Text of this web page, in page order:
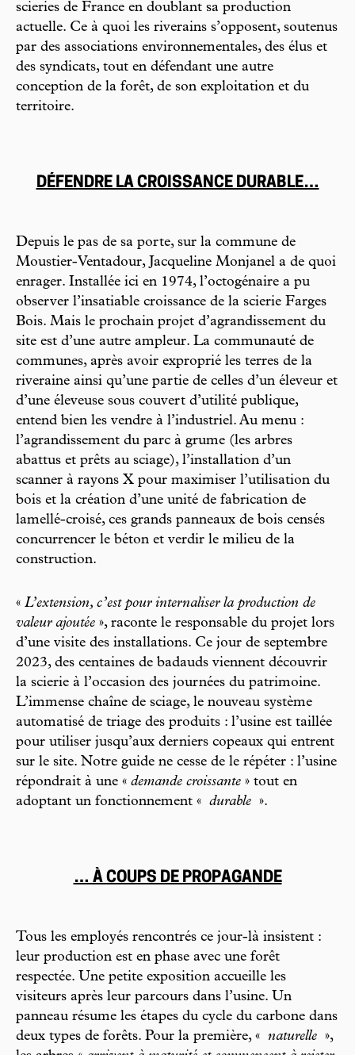
scieries de France en doublant sa production
actuelle. Ce à quoi les riverains s’opposent, soutenus
par des associations environnementales, des élus et
des syndicats, tout en défendant une autre
conception de la forêt, de son exploitation et du
territoire.
DÉFENDRE LA CROISSANCE DURABLE…
Depuis le pas de sa porte, sur la commune de
Moustier-Ventadour, Jacqueline Monjanel a de quoi
enrager. Installée ici en 1974, l’octogénaire a pu
observer l’insatiable croissance de la scierie Farges
Bois. Mais le prochain projet d’agrandissement du
site est d’une autre ampleur. La communauté de
communes, après avoir exproprié les terres de la
riveraine ainsi qu’une partie de celles d’un éleveur et
d’une éleveuse sous couvert d’utilité publique,
entend bien les vendre à l’industriel. Au menu :
l’agrandissement du parc à grume (les arbres
abattus et prêts au sciage), l’installation d’un
scanner à rayons X pour maximiser l’utilisation du
bois et la création d’une unité de fabrication de
lamellé-croisé, ces grands panneaux de bois censés
concurrencer le béton et verdir le milieu de la
construction.
« L’extension, c’est pour internaliser la production de
valeur ajoutée », raconte le responsable du projet lors
d’une visite des installations. Ce jour de septembre
2023, des centaines de badauds viennent découvrir
la scierie à l’occasion des journées du patrimoine.
L’immense chaîne de sciage, le nouveau système
automatisé de triage des produits : l’usine est taillée
pour utiliser jusqu’aux derniers copeaux qui entrent
sur le site. Notre guide ne cesse de le répéter : l’usine
répondrait à une « demande croissante » tout en
adoptant un fonctionnement « durable ».
… À COUPS DE PROPAGANDE
Tous les employés rencontrés ce jour-là insistent :
leur production est en phase avec une forêt
respectée. Une petite exposition accueille les
visiteurs après leur parcours dans l’usine. Un
panneau résume les étapes du cycle du carbone dans
deux types de forêts. Pour la première, « naturelle »,